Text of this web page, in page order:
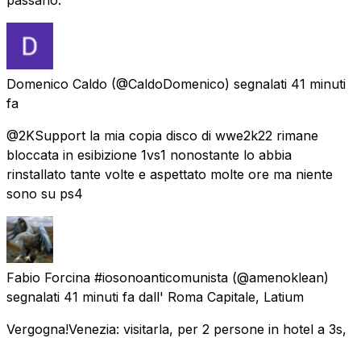
Domenico Caldo (@CaldoDomenico) segnalati 41 minuti
fa
@2KSupport la mia copia disco di wwe2k22 rimane
bloccata in esibizione 1vs1 nonostante lo abbia
rinstallato tante volte e aspettato molte ore ma niente
sono su ps4
Fabio Forcina #iosonoanticomunista (@amenoklean)
segnalati 41 minuti fa dall' Roma Capitale, Latium
Vergogna!Venezia: visitarla, per 2 persone in hotel a 3s,